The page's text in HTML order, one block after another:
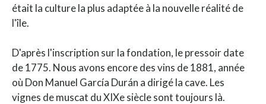
était la culture la plus adaptée à la nouvelle réalité de
l'île.
D'après l'inscription sur la fondation, le pressoir date
de 1775. Nous avons encore des vins de 1881, année
où Don Manuel García Durán a dirigé la cave. Les
vignes de muscat du XIXe siècle sont toujours là.